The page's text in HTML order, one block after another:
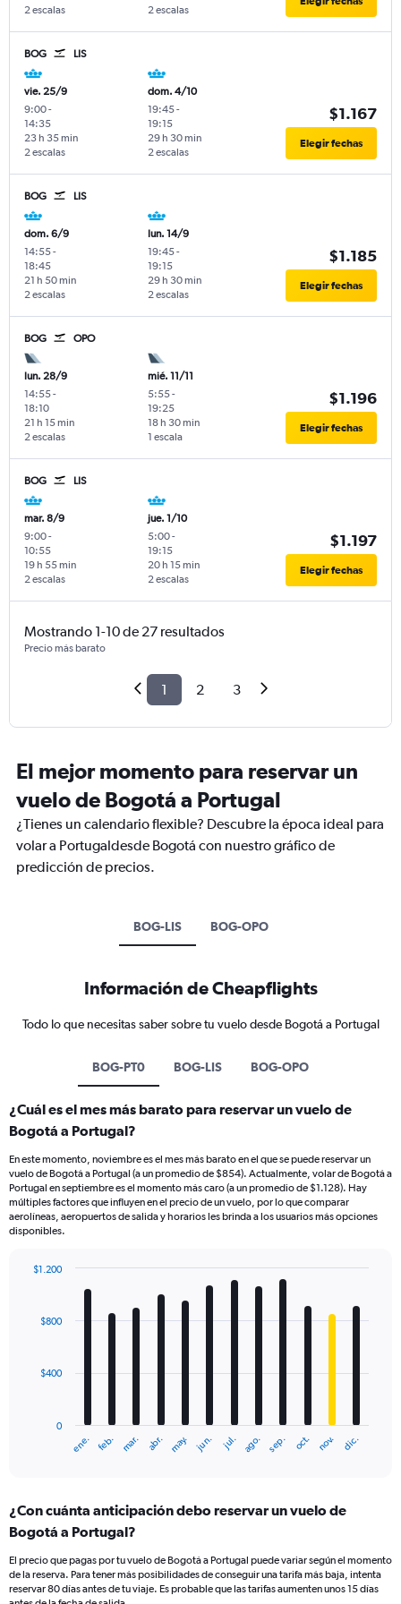
2 escalas
2 escalas
BOG LIS
vie. 25/9
9:00-
14:35
2 escalas
23 h 35 min
dom. 4/10
19:45-
19:15
2 escalas
29 h 30 min
$1.167
Elegir fechas
BOG LIS
dom. 6/9
14:55-
18:45
2 escalas
21 h 50 min
lun. 14/9
19:45-
19:15
2 escalas
29 h 30 min
$1.185
Elegir fechas
BOG OPO
lun. 28/9
14:55-
18:10
2 escalas
21 h 15 min
mié. 11/11
5:55-
19:25
1 escala
18 h 30 min
$1.196
Elegir fechas
BOG LIS
mar. 8/9
9:00-
10:55
2 escalas
19 h 55 min
jue. 1/10
5:00-
19:15
2 escalas
20 h 15 min
$1.197
Elegir fechas
Mostrando 1-10 de 27 resultados
Precio más barato
1 2 3
El mejor momento para reservar un
vuelo de Bogotá a Portugal
¿Tienes un calendario flexible? Descubre la época ideal para
volar a Portugaldesde Bogotá con nuestro gráfico de
predicción de precios.
BOG-LIS BOG-OPO
Información de Cheapflights
Todo lo que necesitas saber sobre tu vuelo desde Bogotá a Portugal
BOG-PT0 BOG-LIS BOG-OPO
¿Cuál es el mes más barato para reservar un vuelo de
Bogotá a Portugal?
En este momento, noviembre es el mes más barato en el que se puede reservar un
vuelo de Bogotá a Portugal (a un promedio de $854). Actualmente, volar de Bogotá a
Portugal en septiembre es el momento más caro (a un promedio de $1.128). Hay
múltiples factores que influyen en el precio de un vuelo, por lo que comparar
aerolíneas, aeropuertos de salida y horarios les brinda a los usuarios más opciones
disponibles.
with
The
Range:
12
The
chart
has
ene. feb. mar. abr. may. jun. jul. ago. sep. oct. nov. dic.
0
$400
$800
$1.200
¿Con cuánta anticipación debo reservar un vuelo de
Bogotá a Portugal?
El precio que pagas por tu vuelo de Bogotá a Portugal puede variar según el momento
de la reserva. Para tener más posibilidades de conseguir una tarifa más baja, intenta
reservar 80 días antes de tu viaje. Es probable que las tarifas aumenten unos 15 días